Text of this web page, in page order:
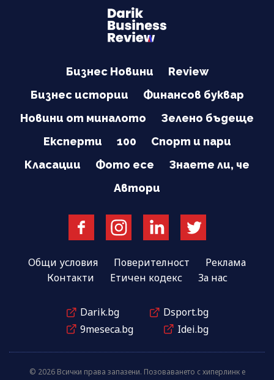
Бизнес Новини
Review
Бизнес истории
Финансов буквар
Новини от миналото
Зелено бъдеще
Експерти
100
Спорт и пари
Класации
Фото есе
Знаете ли, че
Автори
Общи условия Поверителност
Реклама
Контакти
Етичен кодекс За нас
Darik.bg
Dsport.bg
9meseca.bg
Idei.bg
© 2026 Всички права запазени. Позоваването с хиперлинк е